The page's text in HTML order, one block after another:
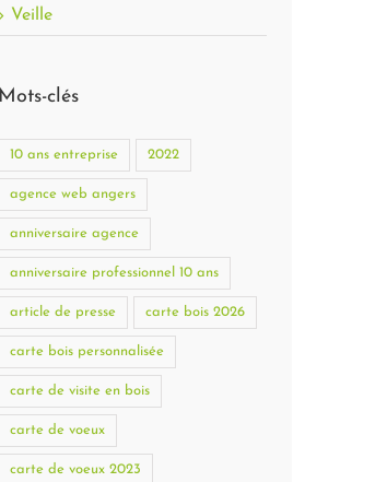
Veille
Mots-clés
10 ans entreprise 2022
agence web angers
anniversaire agence
anniversaire professionnel 10 ans
article de presse carte bois 2026
carte bois personnalisée
carte de visite en bois
carte de voeux
carte de voeux 2023